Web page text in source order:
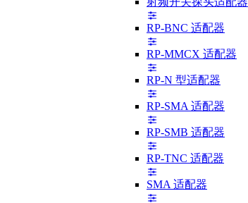
RP-BNC 适配器
RP-MMCX 适配器
RP-N 型适配器
RP-SMA 适配器
RP-SMB 适配器
RP-TNC 适配器
SMA 适配器